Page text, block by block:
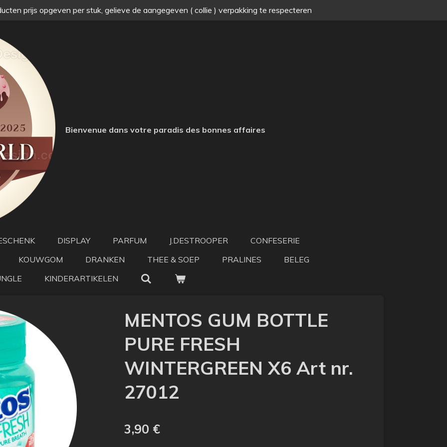
prijs opgeven per stuk, gelieve de aangegeven ( collie ) verpakking te respecteren
Bienvenue dans votre paradis des bonnes affaires
DISPLAY PARFUM J.DESTROOPER
CONFESERIE
KOUWGOM DRANKEN THEE & SOEP PRALINES
BELEG
KINDERARTIKELEN
MENTOS GUM BOTTLE
PURE FRESH
WINTERGREEN X6 Art nr.
27012
3,90 €